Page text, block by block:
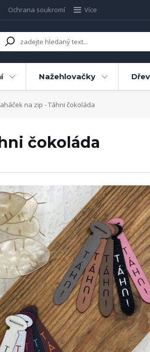
Ochrana soukromí Více
Nažehlovačky
na zip - Táhni čokoláda
čokoláda